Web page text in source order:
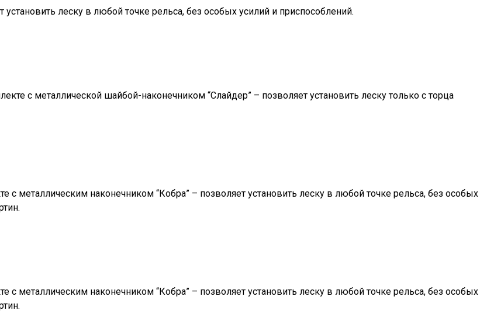
леску в любой точке рельса, без особых усилий и приспособлений.
с металлической шайбой-наконечником “Слайдер” – позволяет установить леску только с торца
с металлическим наконечником “Кобра” – позволяет установить леску в любой точке рельса, без особых
с металлическим наконечником “Кобра” – позволяет установить леску в любой точке рельса, без особых